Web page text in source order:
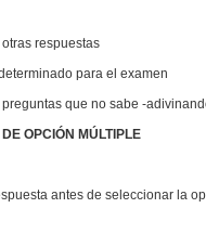
respuestas
para el examen
que no sabe -
OPCIÓN MÚLTIPLE
antes de seleccionar la